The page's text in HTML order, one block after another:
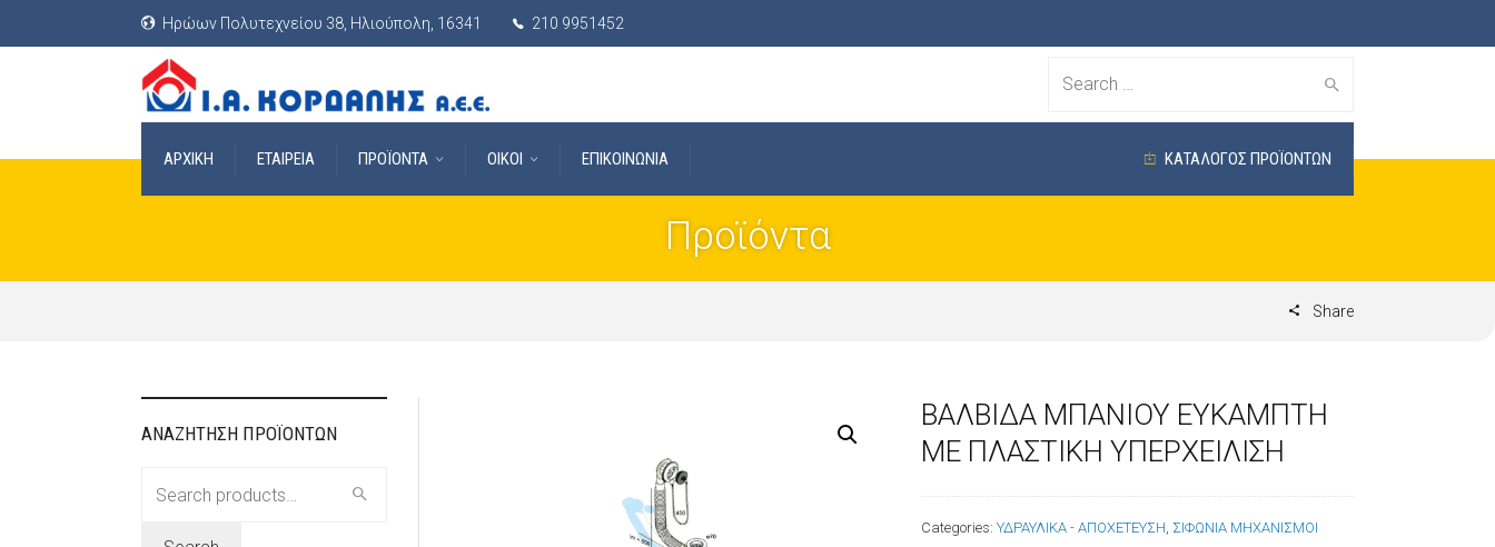
Ηρώων Πολυτεχνείου 38, Ηλιούπολη, 16341 210 9951452
Search
ΑΡΧΙΚΗ ΕΤΑΙΡΕΙΑ ΠΡΟΪΟΝΤΑ OIKOI ΕΠΙΚΟΙΝΩΝΙΑ ΚΑΤΑΛΟΓΟΣ ΠΡΟΪΟΝΤΩΝ
Προϊόντα
Share
ΒΑΛΒΙΔΑ ΜΠΑΝΙΟΥ ΕΥΚΑΜΠΤΗ
ΜΕ ΠΛΑΣΤΙΚΗ ΥΠΕΡΧΕΙΛΙΣΗ
Categories:ΥΔΡΑΥΛΙΚΑ - ΑΠΟΧΕΤΕΥΣΗ, ΣΙΦΩΝΙΑ ΜΗΧΑΝΙΣΜΟΙ
ΑΝΑΖΗΤΗΣΗ ΠΡΟΪΟΝΤΩΝ